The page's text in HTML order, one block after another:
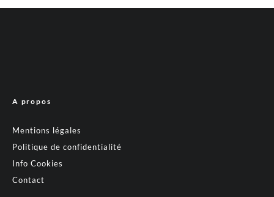
A propos
Mentions légales
Politique de confidentialité
Info Cookies
Contact